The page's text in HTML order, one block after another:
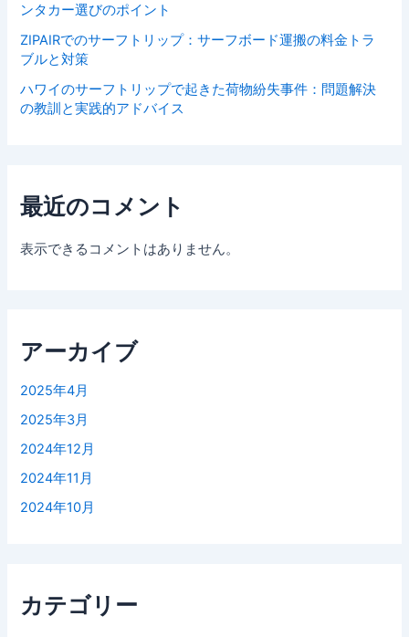
ンタカー選びのポイント
ZIPAIRでのサーフトリップ：サーフボード運搬の料金トラ
ブルと対策
ハワイのサーフトリップで起きた荷物紛失事件：問題解決
の教訓と実践的アドバイス
最近のコメント
表示できるコメントはありません。
アーカイブ
2025年4月
2025年3月
2024年12月
2024年11月
2024年10月
カテゴリー